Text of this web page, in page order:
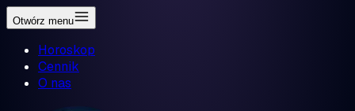
Otwórz menu
Horoskop
Cennik
O nas